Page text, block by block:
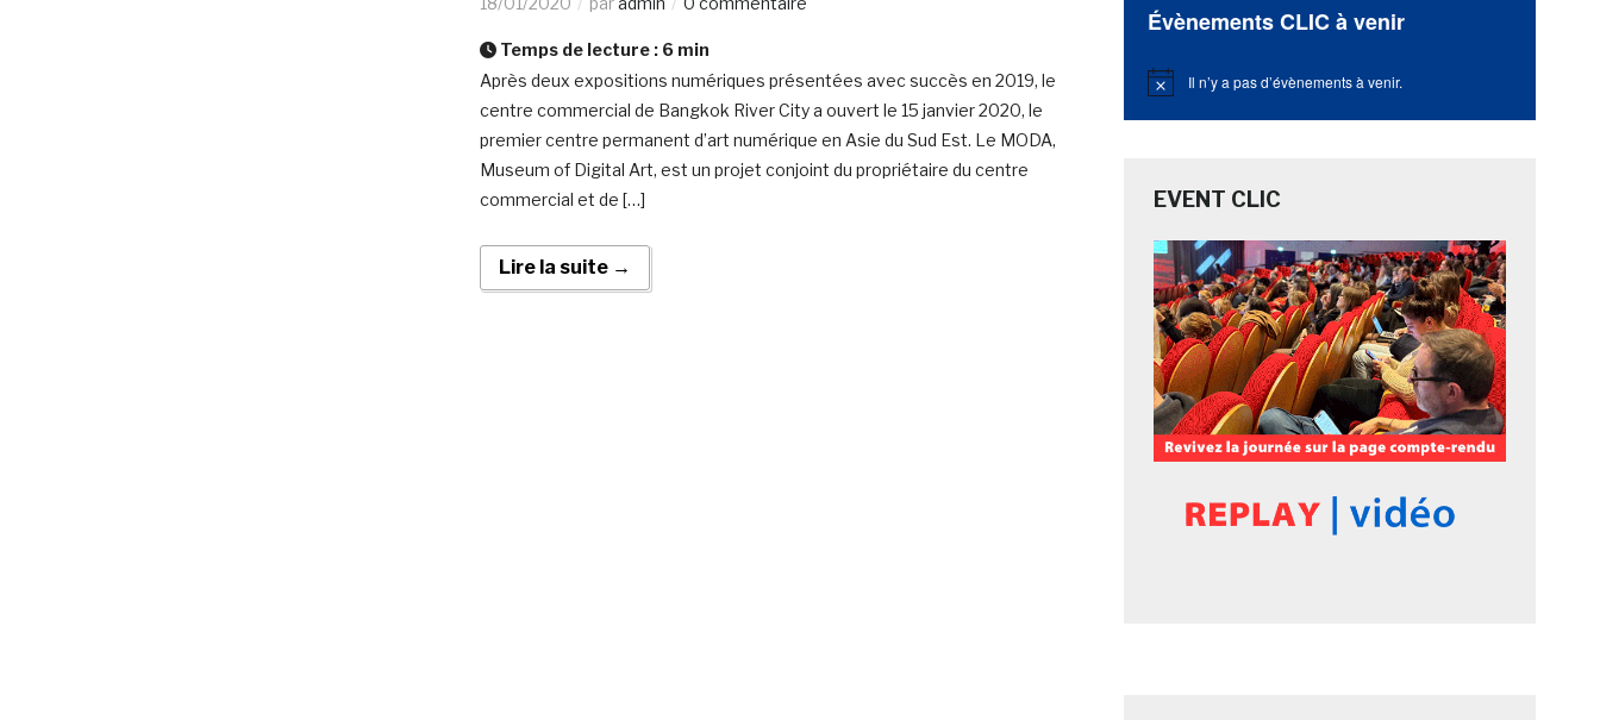
Temps de lecture : 6 min
Après deux expositions numériques présentées avec succès en 2019, le
centre commercial de Bangkok River City a ouvert le 15 janvier 2020, le
premier centre permanent d’art numérique en Asie du Sud Est. Le MODA,
Museum of Digital Art, est un projet conjoint du propriétaire du centre
commercial et de […]
Lire la suite →
Évènements CLIC à venir
Notice Il n’y a pas d’évènements à venir.
EVENT CLIC